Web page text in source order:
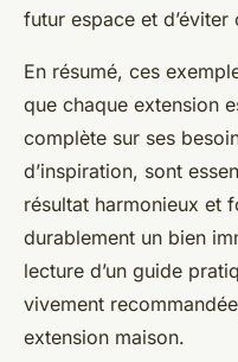
futur espace et
En résumé, ces
que chaque extension
complète sur ses
d’inspiration, sont
résultat harmonieux et
durablement un bien
lecture d’un guide
vivement
extension maison.